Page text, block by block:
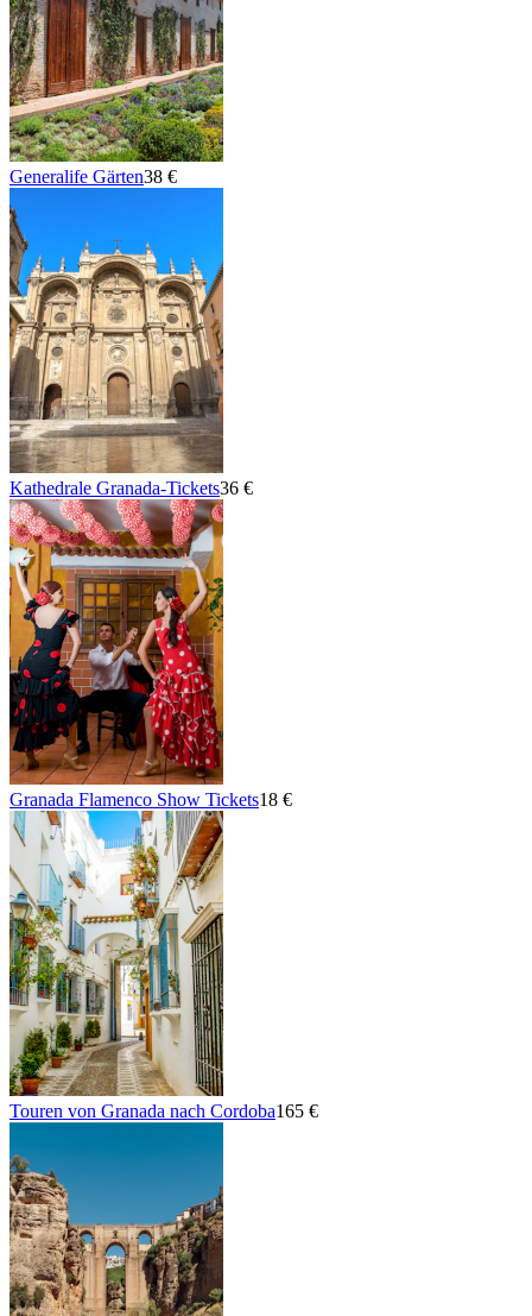
Generalife Gärten38 €
Kathedrale Granada-Tickets36 €
Granada Flamenco Show Tickets18 €
Touren von Granada nach Cordoba165 €